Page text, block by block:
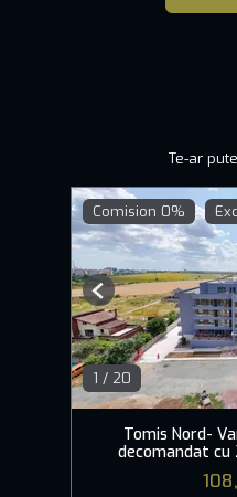
Te-ar
Comision 0%
1 / 20
Previous
Tomis Nord-
decomandat cu